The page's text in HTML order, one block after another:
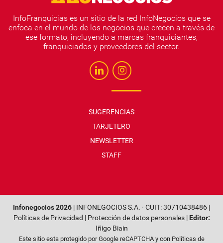
InfoFranquicias es un sitio de la red InfoNegocios que se
enfoca en el mundo de los negocios que crecen a través de
ese formato, incluyendo a marcas franquiciantes,
franquiciados y proveedores del sector.
SUGERENCIAS
TARJETERO
NEWSLETTER
STAFF
Infonegocios 2026 | INFONEGOCIOS S.A. · CUIT: 30710438486 |
Políticas de Privacidad | Protección de datos personales| Editor:
Iñigo Biain
Este sitio esta protegido por Google reCAPTCHA y con Políticas de